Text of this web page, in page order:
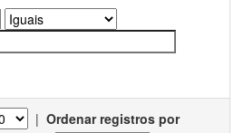
| Ordenar registros por